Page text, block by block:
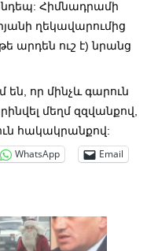
Հիմնադրամի
ղեկավարումից
արդեն ուշ է) նրանց
են, որ մինչև գարուն
մեղմ զզվանքով,
հակակրանքով:
WhatsApp
Email